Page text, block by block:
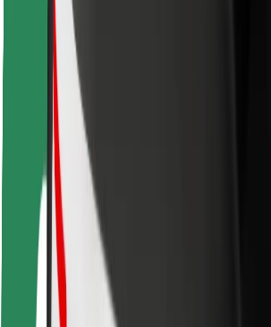
Varnostni kotiček
Mesta
Lokacije
Rešitve za mesto
Letališča
Bolt polnilne postaje
Pomoč
Za potnike